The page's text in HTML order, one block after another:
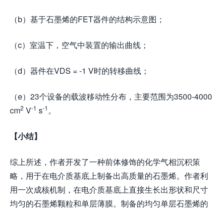
（b）基于石墨烯的FET器件的结构示意图；
（c）室温下，空气中装置的输出曲线；
（d）器件在VDS = -1 V时的转移曲线；
（e）23个设备的载波移动性分布，主要范围为3500-4000
cm2 V-1 s-1。
【小结】
综上所述，作者开发了一种前体修饰的化学气相沉积策
略，用于在电介质基底上制备出高质量的石墨烯。作者利
用一次成核机制，在电介质基底上直接生长出形状和尺寸
均匀的石墨烯颗粒和单层薄膜。制备的均匀单层石墨烯的